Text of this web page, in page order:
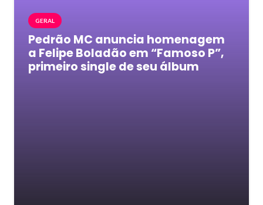
GERAL
Pedrão MC anuncia homenagem
a Felipe Boladão em “Famoso P”,
primeiro single de seu álbum